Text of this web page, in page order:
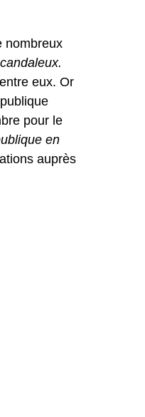
nombreux
eux. Or
pour le
en
auprès